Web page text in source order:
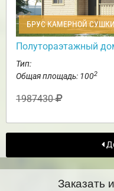
БРУС КАМЕРНОЙ СУШКИ
Полутораэтажный
Тип:
Общая площадь: 1002
1987430
Заказать